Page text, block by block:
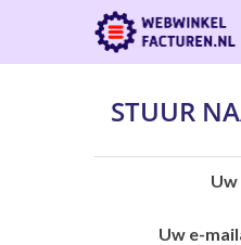
STUUR
Uw
Uw e-